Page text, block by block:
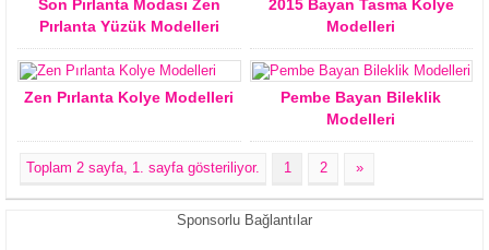
Son Pırlanta Modası Zen
Pırlanta Yüzük Modelleri
2015 Bayan Tasma Kolye
Modelleri
Zen Pırlanta Kolye Modelleri
Pembe Bayan Bileklik
Modelleri
Toplam 2 sayfa, 1. sayfa gösteriliyor. 1 2 »
Sponsorlu Bağlantılar